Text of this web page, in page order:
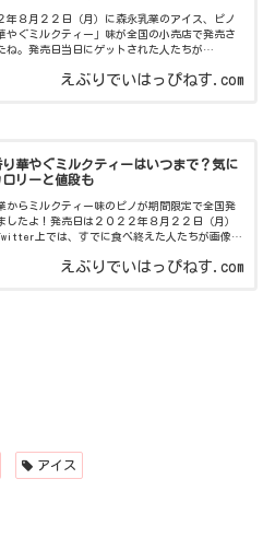
年８月２２日（月）に森永乳業のアイス、ピノ
やぐミルクティー」味が全国の小売店で発売さ
ね。発売日当日にゲットされた人たちが
目度は高いです。そんなわたし
えぶりでいはっぴねす.com
り華やぐミルクティーはいつまで？気に
ロリーと値段も
からミルクティー味のピノが期間限定で全国発
したよ！発売日は２０２２年８月２２日（月）
上では、すでに食べ終えた人たちが画像付
ケージを開封した途端、紅茶
えぶりでいはっぴねす.com
アイス